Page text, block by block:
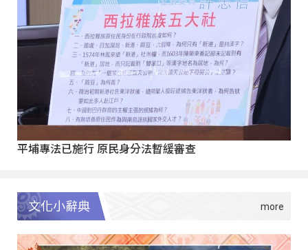
平埔專法已施行 原民身分法暫緩審查
文化小辭典